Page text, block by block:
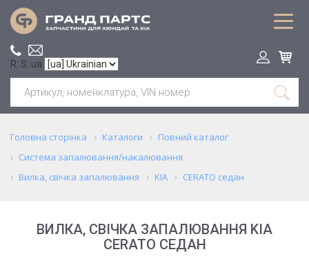
R: S: ua
Головна сторінка Каталоги
Повний каталог
Система запалювання/накалювання
Вилка, свічка запалювання
KIA CERATO седан
ВИЛКА, СВІЧКА ЗАПАЛЮВАННЯ KIA
CERATO СЕДАН